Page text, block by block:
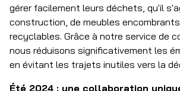
gérer facilement leurs déchets, qu'il
construction, de meubles
recyclables. Grâce à notre service de
nous réduisons significativement les
en évitant les trajets inutiles vers la
Été 2024 : une collaboration